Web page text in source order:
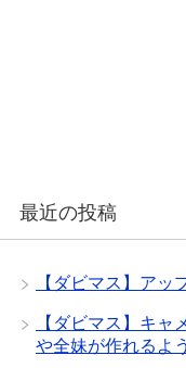
最近の投稿
【ダビマス】アッ
【ダビマス】キャ
や全妹が作れるよ